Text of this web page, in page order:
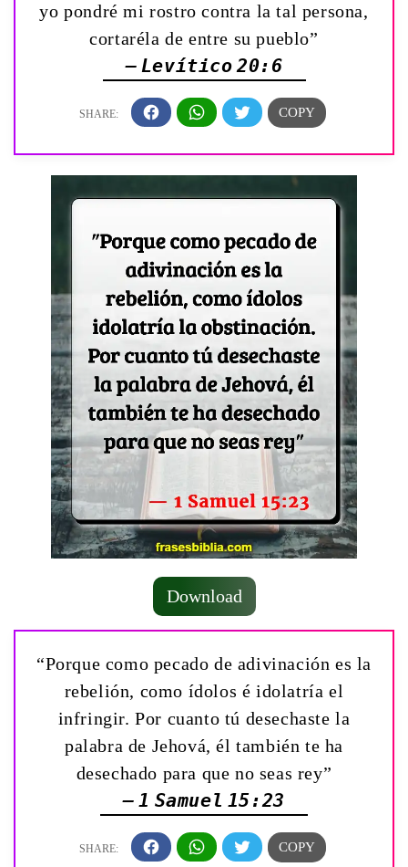
yo pondré mi rostro contra la tal persona,
cortaréla de entre su pueblo”
— Levítico 20:6
Download
“Porque como pecado de adivinación es la
rebelión, como ídolos é idolatría el
infringir. Por cuanto tú desechaste la
palabra de Jehová, él también te ha
desechado para que no seas rey”
— 1 Samuel 15:23